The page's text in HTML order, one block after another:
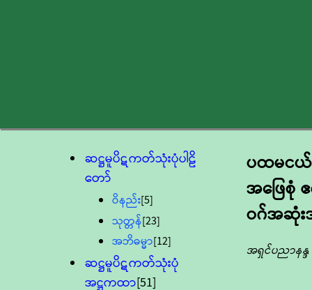
ဆဋ္ဌမူပိဋကတ်သုံးပုံပါဠိ
တော်
ဝိနည်း[5]
သုတ္တန်[23]
အဘိဓမ္မာ[12]
ဆဋ္ဌမူပိဋကတ်သုံးပုံ
အဋ္ဌကထာ[51]
ပထမငယ်
အဖြေစုံ
ဝဂ်အဆုံး
အရှင်ပညာနန္ဒ